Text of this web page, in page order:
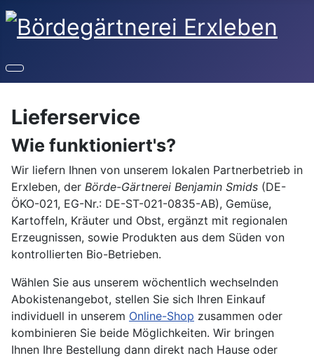
Lieferservice
Wie funktioniert's?
Wir liefern Ihnen von unserem lokalen Partnerbetrieb in
Erxleben, der Börde-Gärtnerei Benjamin Smids (DE-
ÖKO-021, EG-Nr.: DE-ST-021-0835-AB), Gemüse,
Kartoffeln, Kräuter und Obst, ergänzt mit regionalen
Erzeugnissen, sowie Produkten aus dem Süden von
kontrollierten Bio-Betrieben.
Wählen Sie aus unserem wöchentlich wechselnden
Abokistenangebot, stellen Sie sich Ihren Einkauf
individuell in unserem Online-Shop zusammen oder
kombinieren Sie beide Möglichkeiten. Wir bringen
Ihnen Ihre Bestellung dann direkt nach Hause oder